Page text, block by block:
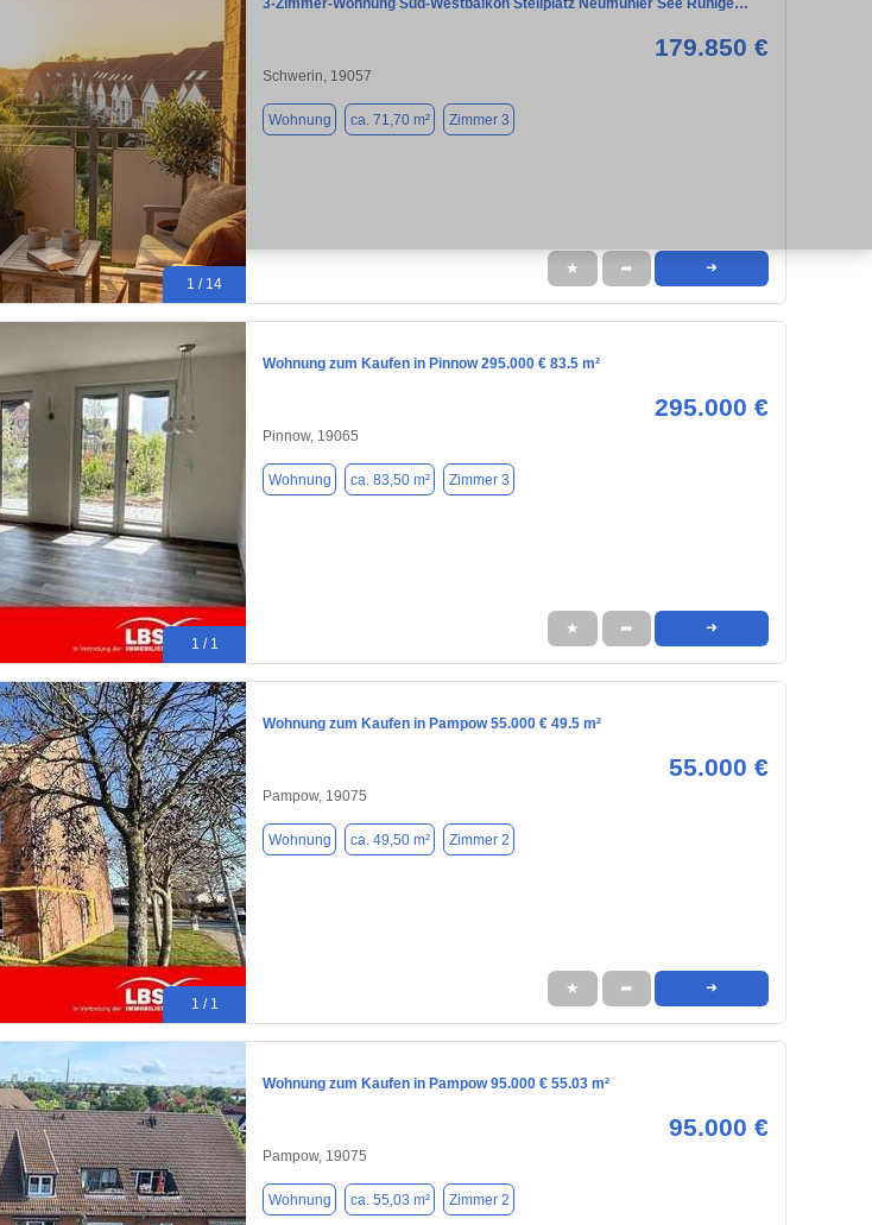
1 / 14
3-Zimmer-Wohnung Süd-Westbalkon Stellplatz Neumühler See Ruhige…
179.850 €
Schwerin, 19057
Wohnung ca. 71,70 m² Zimmer 3
★ ➦ ➜
1 / 1
Wohnung zum Kaufen in Pinnow 295.000 € 83.5 m²
295.000 €
Pinnow, 19065
Wohnung ca. 83,50 m² Zimmer 3
★ ➦ ➜
1 / 1
Wohnung zum Kaufen in Pampow 55.000 € 49.5 m²
55.000 €
Pampow, 19075
Wohnung ca. 49,50 m² Zimmer 2
★ ➦ ➜
Wohnung zum Kaufen in Pampow 95.000 € 55.03 m²
95.000 €
Pampow, 19075
Wohnung ca. 55,03 m² Zimmer 2